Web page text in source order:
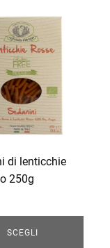
di lenticchie
250g
SCEGLI